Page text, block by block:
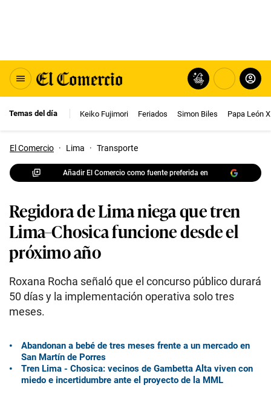
Temas del día Keiko Fujimori Feriados Simon Biles Papa León
El Comercio · Lima · Transporte
Añadir El Comercio como fuente preferida en
Regidora de Lima niega que tren
Lima–Chosica funcione desde el
próximo año
Roxana Rocha señaló que el concurso público durará
50 días y la implementación operativa solo tres
meses.
Abandonan a bebé de tres meses frente a un mercado en
San Martín de Porres
Tren Lima - Chosica: vecinos de Gambetta Alta viven con
miedo e incertidumbre ante el proyecto de la MML